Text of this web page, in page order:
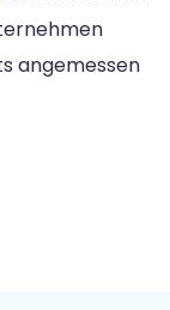
angemessen